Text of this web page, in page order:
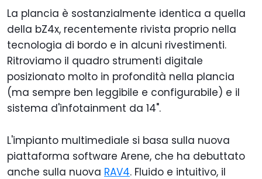
La plancia è sostanzialmente identica a quella
della bZ4x, recentemente rivista proprio nella
tecnologia di bordo e in alcuni rivestimenti.
Ritroviamo il quadro strumenti digitale
posizionato molto in profondità nella plancia
(ma sempre ben leggibile e configurabile) e il
sistema d'infotainment da 14".
L'impianto multimediale si basa sulla nuova
piattaforma software Arene, che ha debuttato
anche sulla nuova RAV4. Fluido e intuitivo, il